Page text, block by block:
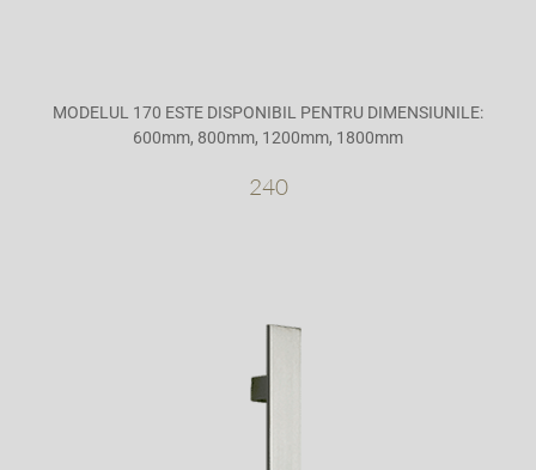
MODELUL 170 ESTE DISPONIBIL PENTRU DIMENSIUNILE:
600mm, 800mm, 1200mm, 1800mm
240